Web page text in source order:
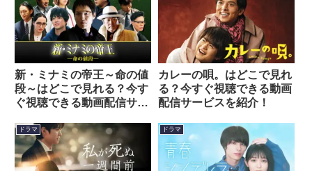
新・ミナミの帝王～命の値
段～はどこで見れる？今す
ぐ視聴できる動画配信サー
カレーの唄。はどこで見れ
る？今すぐ視聴できる動画
配信サービスを紹介！
ドラマ ドラマ